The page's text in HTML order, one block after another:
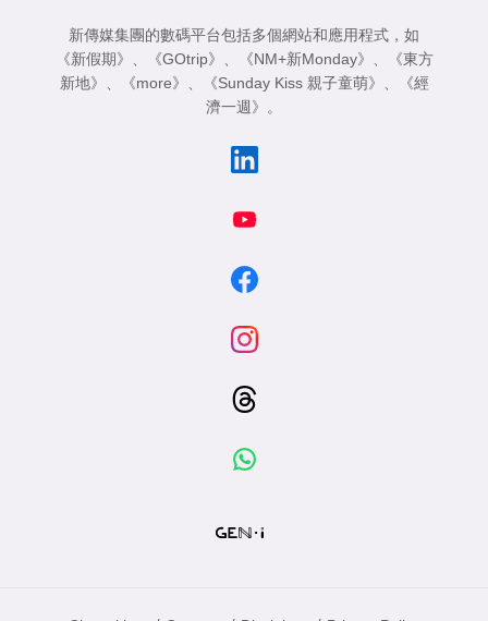
新傳媒集團的數碼平台包括多個網站和應用程式，如
《新假期》
《GOtrip》 《NM+新Monday》
《東方
新地》
《more》 《Sunday Kiss 親子童萌》
《經
濟一週》
。